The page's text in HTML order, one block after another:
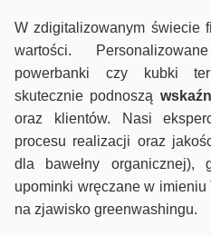
W zdigitalizowanym świecie
wartości.
powerbanki czy kubki
skutecznie podnoszą
oraz klientów. Nasi
procesu realizacji oraz
dla bawełny organicznej),
upominki wręczane w
na zjawisko greenwashingu.